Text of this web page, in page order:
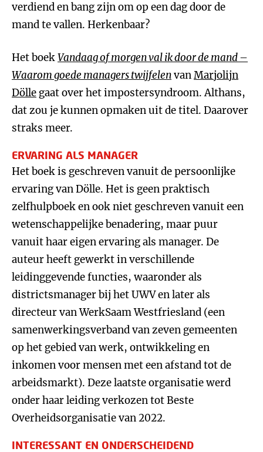
verdiend en bang zijn om op een dag door de
mand te vallen. Herkenbaar?
Het boekVandaag of morgen val ik door de mand –
Waarom goede managers twijfelenvanMarjolijn
Dölle gaat over het impostersyndroom. Althans,
dat zou je kunnen opmaken uit de titel. Daarover
straks meer.
ERVARING ALS MANAGER
Het boek is geschreven vanuit de persoonlijke
ervaring van Dölle. Het is geen praktisch
zelfhulpboek en ook niet geschreven vanuit een
wetenschappelijke benadering, maar puur
vanuit haar eigen ervaring als manager. De
auteur heeft gewerkt in verschillende
leidinggevende functies, waaronder als
districtsmanager bij het UWV en later als
directeur van WerkSaam Westfriesland (een
samenwerkingsverband van zeven gemeenten
op het gebied van werk, ontwikkeling en
inkomen voor mensen met een afstand tot de
arbeidsmarkt). Deze laatste organisatie werd
onder haar leiding verkozen tot Beste
Overheidsorganisatie van 2022.
INTERESSANT EN ONDERSCHEIDEND